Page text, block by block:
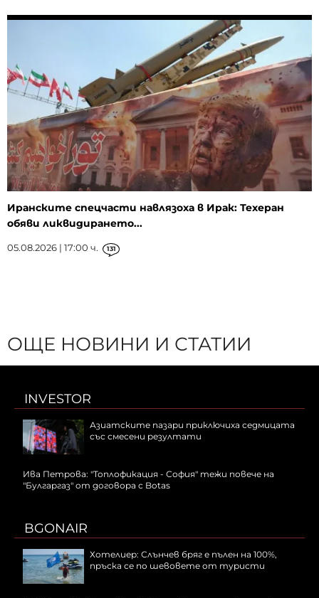
Иранските спецчасти навлязоха в Ирак: Техеран
обяви ликвидирането...
05.08.2026 | 17:00 ч. 131
ОЩЕ НОВИНИ И СТАТИИ
INVESTOR
Азиатските пазари приключиха седмицата
със смесени резултати
Ива Петрова: "Топлофикация - София" тежи повече на
"Булгаргаз" от договора с Botas
BGONAIR
Хотелиер: Слънчев бряг е пълен на 100%,
пръска се по шевовете от туристи